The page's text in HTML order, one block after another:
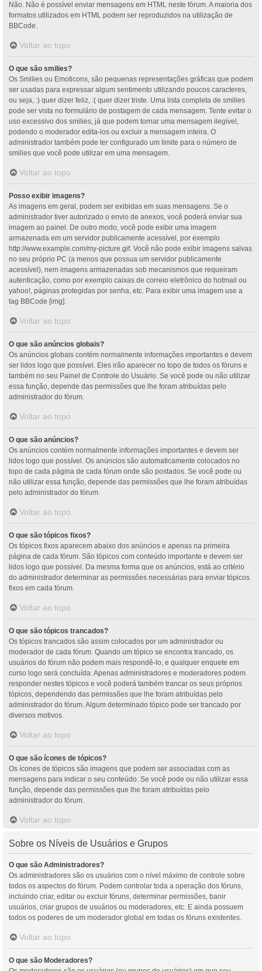
Não. Não é possível enviar mensagens em HTML neste fórum. A maioria dos
formatos utilizados em HTML podem ser reproduzidos na utilização de
BBCode.
Voltar ao topo
O que são smilies?
Os Smilies ou Emoticons, são pequenas representações gráficas que podem
ser usadas para expressar algum sentimento utilizando poucos caracteres,
ou seja, :) quer dizer feliz, :( quer dizer triste. Uma lista completa de smilies
pode ser vista no formulário de postagem de cada mensagem. Tente evitar o
uso excessivo dos smilies, já que podem tornar uma mensagem ilegível,
podendo o moderador edita-los ou excluir a mensagem inteira. O
administrador também pode ter configurado um limite para o número de
smilies que você pode utilizar em uma mensagem.
Voltar ao topo
Posso exibir imagens?
As imagens em geral, podem ser exibidas em suas mensagens. Se o
administrador tiver autorizado o envio de anexos, você poderá enviar sua
imagem ao painel. De outro modo, você pode exibir uma imagem
armazenada em um servidor publicamente acessível, por exemplo
http://www.example.com/my-picture.gif. Você não pode exibir imagens salvas
no seu próprio PC (a menos que possua um servidor publicamente
acessível), nem imagens armazenadas sob mecanismos que requeiram
autenticação, como por exemplo caixas de correio eletrônico do hotmail ou
yahoo!, páginas protegidas por senha, etc. Para exibir uma imagem use a
tag BBCode [img].
Voltar ao topo
O que são anúncios globais?
Os anúncios globais contém normalmente informações importantes e devem
ser lidos logo que possível. Eles irão aparecer no topo de todos os fóruns e
também no seu Painel de Controle do Usuário. Se você pode ou não utilizar
essa função, depende das permissões que lhe foram atribuídas pelo
administrador do fórum.
Voltar ao topo
O que são anúncios?
Os anúncios contém normalmente informações importantes e devem ser
lidos logo que possível. Os anúncios são automaticamente colocados no
topo de cada página de cada fórum onde são postados. Se você pode ou
não utilizar essa função, depende das permissões que lhe foram atribuídas
pelo administrador do fórum.
Voltar ao topo
O que são tópicos fixos?
Os tópicos fixos aparecem abaixo dos anúncios e apenas na primeira
página de cada fórum. São tópicos com conteúdo importante e devem ser
lidos logo que possível. Da mesma forma que os anúncios, está ao critério
do administrador determinar as permissões necessárias para enviar tópicos
fixos em cada fórum.
Voltar ao topo
O que são tópicos trancados?
Os tópicos trancados são assim colocados por um administrador ou
moderador de cada fórum. Quando um tópico se encontra trancado, os
usuários do fórum não podem mais respondê-lo, e qualquer enquete em
curso logo será concluída. Apenas administradores e moderadores podem
responder nestes tópicos e você poderá também trancar os seus próprios
tópicos, dependendo das permissões que lhe foram atribuídas pelo
administrador do fórum. Algum determinado tópico pode ser trancado por
diversos motivos.
Voltar ao topo
O que são ícones de tópicos?
Os ícones de tópicos são imagens que podem ser associadas com as
mensagens para indicar o seu conteúdo. Se você pode ou não utilizar essa
função, depende das permissões que lhe foram atribuídas pelo
administrador do fórum.
Voltar ao topo
Sobre os Níveis de Usuários e Grupos
O que são Administradores?
Os administradores são os usuários com o nível máximo de controle sobre
todos os aspectos do fórum. Podem controlar toda a operação dos fóruns,
incluindo criar, editar ou excluir fóruns, determinar permissões, banir
usuários, criar grupos de usuários ou moderadores, etc. E ainda possuem
todos os poderes de um moderador global em todas os fóruns existentes.
Voltar ao topo
O que são Moderadores?